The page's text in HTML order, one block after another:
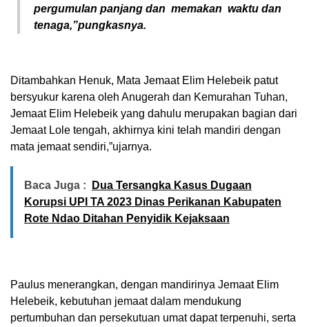
pergumulan panjang dan memakan waktu dan
tenaga,”pungkasnya.
Ditambahkan Henuk, Mata Jemaat Elim Helebeik patut
bersyukur karena oleh Anugerah dan Kemurahan Tuhan,
Jemaat Elim Helebeik yang dahulu merupakan bagian dari
Jemaat Lole tengah, akhirnya kini telah mandiri dengan
mata jemaat sendiri,”ujarnya.
Baca Juga :
Dua Tersangka Kasus Dugaan
Korupsi UPI TA 2023 Dinas Perikanan Kabupaten
Rote Ndao Ditahan Penyidik Kejaksaan
Paulus menerangkan, dengan mandirinya Jemaat Elim
Helebeik, kebutuhan jemaat dalam mendukung
pertumbuhan dan persekutuan umat dapat terpenuhi, serta